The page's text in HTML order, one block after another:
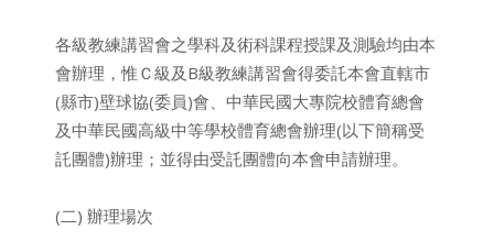
各級教練講習會之學科及術科課程授課及測驗均由本
會辦理，惟Ｃ級及B級教練講習會得委託本會直轄市
(縣市)壁球協(委員)會、中華民國大專院校體育總會
及中華民國高級中等學校體育總會辦理(以下簡稱受
託團體)辦理；並得由受託團體向本會申請辦理。
(二) 辦理場次